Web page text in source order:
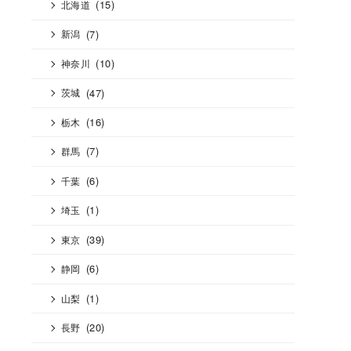
北海道 (15)
新潟 (7)
神奈川 (10)
茨城 (47)
栃木 (16)
群馬 (7)
千葉 (6)
埼玉 (1)
東京 (39)
静岡 (6)
山梨 (1)
長野 (20)